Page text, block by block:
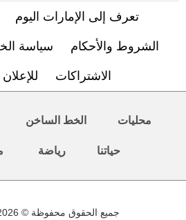
تعرف إلى الإمارات اليوم
الشروط والأحكام سياسة
الاشتراكات للإعلان
محليات الخط الساخن
حياتنا رياضة
جميع الحقوق محفوظة © 2026 مؤسسة دبي